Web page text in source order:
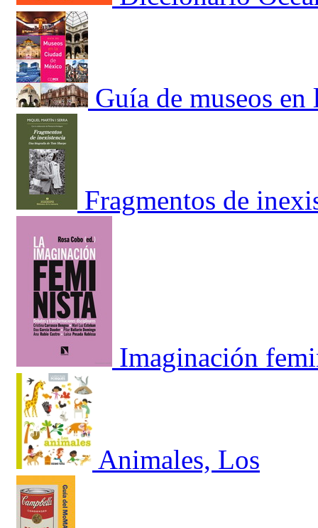
Guía de museos
Fragmentos de
Imaginación
Animales, Los